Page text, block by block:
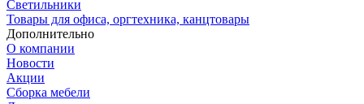
Светильники
Товары для офиса, оргтехника, канцтовары
Дополнительно
О компании
Новости
Акции
Сборка мебели